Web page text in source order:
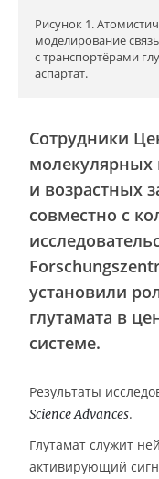
Рисунок 1.
моделирование
с транспортёрами
аспартат.
Сотрудники
молекулярных
и возрастных
совместно с
установили
глутамата в
системе.
Результаты
Science Advances.
Глутамат служит
активирующий